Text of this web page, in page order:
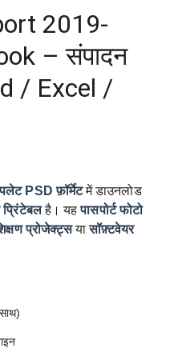
2019-
– संपादन
/ Excel /
PSD फ़ॉर्मेटमें डाउनलोड
प्रिंटेबलहै। यहपासपोर्ट फोटो
प्रोजेक्ट्सयासॉफ़्टवेयर